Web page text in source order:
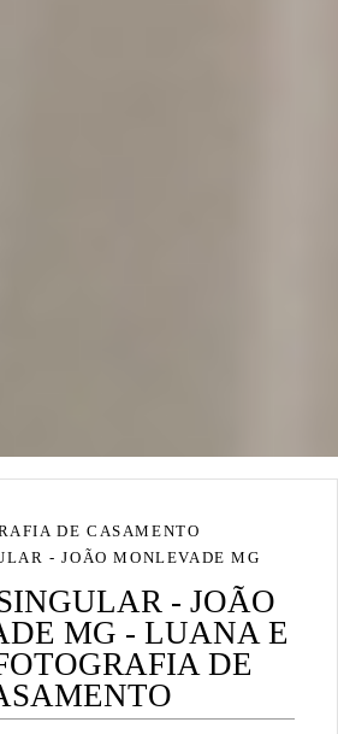
DE CASAMENTO
- JOÃO MONLEVADE MG
- JOÃO
MG - LUANA E
DE